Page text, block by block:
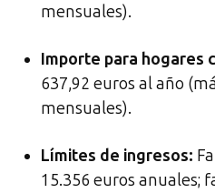
mensuales).
Importe para hogares
637,92 euros al año
mensuales).
Límites de ingresos:
15.356 euros anuales;